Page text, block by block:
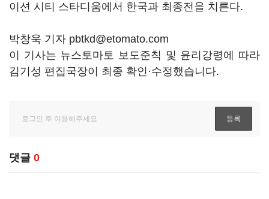
이션 시티 스타디움에서 한국과 최종전을 치른다.
박창욱 기자 pbtkd@etomato.com
이 기사는 뉴스토마토 보도준칙 및 윤리강령에 따라
김기성 편집국장이 최종 확인·수정했습니다.
댓글 0